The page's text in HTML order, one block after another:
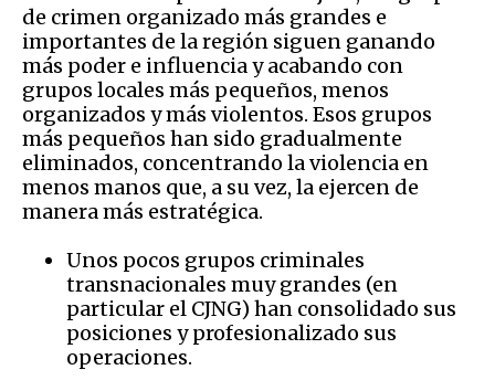
de crimen organizado más grandes e
importantes de la región siguen ganando
más poder e influencia y acabando con
grupos locales más pequeños, menos
organizados y más violentos. Esos grupos
más pequeños han sido gradualmente
eliminados, concentrando la violencia en
menos manos que, a su vez, la ejercen de
manera más estratégica.
Unos pocos grupos criminales
transnacionales muy grandes (en
particular el CJNG) han consolidado sus
posiciones y profesionalizado sus
operaciones.